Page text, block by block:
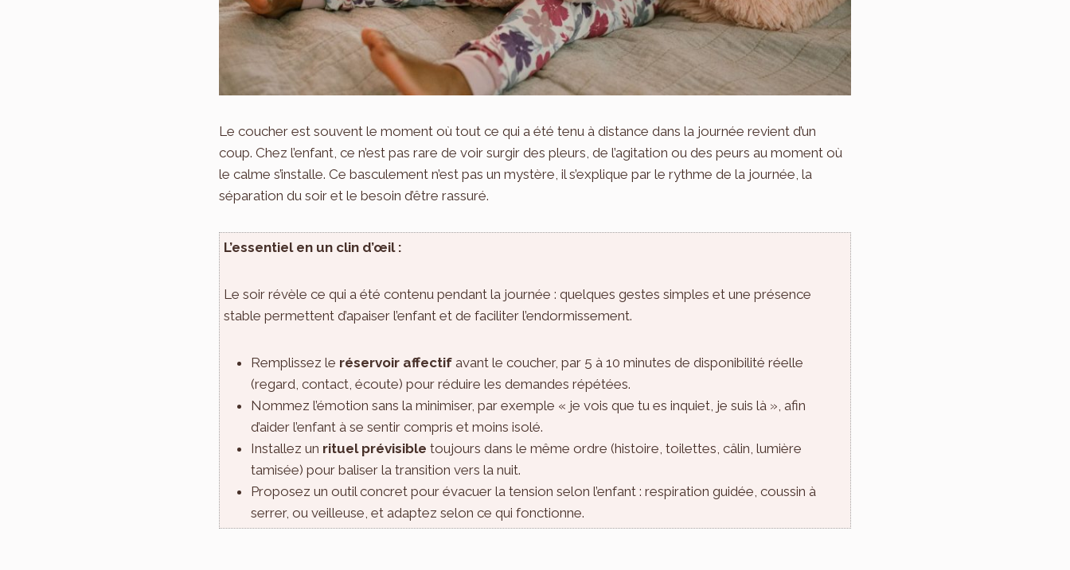
Le coucher est souvent le moment où tout ce qui a été tenu à distance dans la journée revient d’un
coup. Chez l’enfant, ce n’est pas rare de voir surgir des pleurs, de l’agitation ou des peurs au moment où
le calme s’installe. Ce basculement n’est pas un mystère, il s’explique par le rythme de la journée, la
séparation du soir et le besoin d’être rassuré.
L’essentiel en un clin d’œil :
Le soir révèle ce qui a été contenu pendant la journée : quelques gestes simples et une présence
stable permettent d’apaiser l’enfant et de faciliter l’endormissement.
Remplissez le réservoir affectif avant le coucher, par 5 à 10 minutes de disponibilité réelle
(regard, contact, écoute) pour réduire les demandes répétées.
Nommez l’émotion sans la minimiser, par exemple « je vois que tu es inquiet, je suis là », afin
d’aider l’enfant à se sentir compris et moins isolé.
Installez un rituel prévisible toujours dans le même ordre (histoire, toilettes, câlin, lumière
tamisée) pour baliser la transition vers la nuit.
Proposez un outil concret pour évacuer la tension selon l’enfant : respiration guidée, coussin à
serrer, ou veilleuse, et adaptez selon ce qui fonctionne.